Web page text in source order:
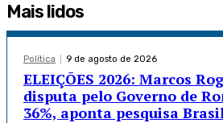
Mais lidos
Política 9 de agosto de 2026
ELEIÇÕES 2026: Marcos
disputa pelo Governo de
36%, aponta pesquisa